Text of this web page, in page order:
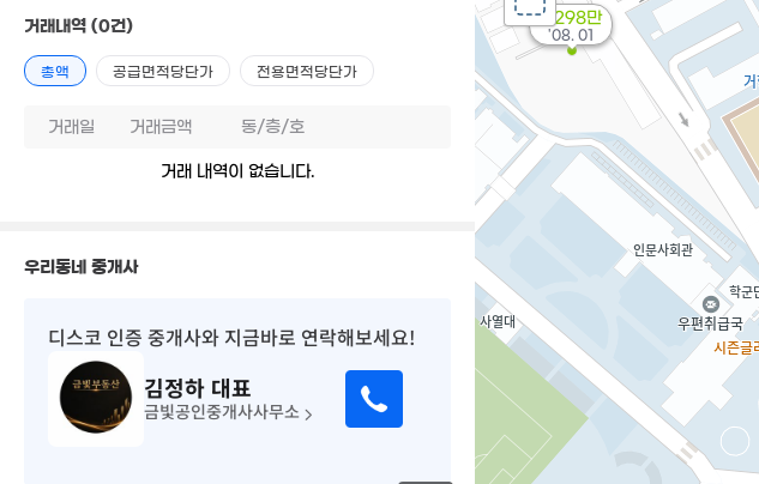
6,298만
'08. 01
거래내역 (0건)
총액 공급면적당단가 전용면적당단가
거래일 거래금액 동/층/호
거래 내역이 없습니다.
우리동네 중개사
디스코 인증 중개사와 지금바로 연락해보세요!
김정하 대표
금빛공인중개사사무소